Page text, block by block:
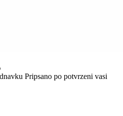
Pripsano po potvrzeni vasi